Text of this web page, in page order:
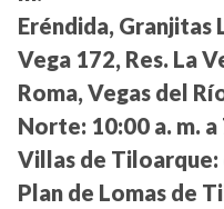
Eréndida, Granjitas
Vega 172, Res. La
Roma, Vegas del
Norte: 10:00 a. m. a
Villas de Tiloarque:
Plan de Lomas de